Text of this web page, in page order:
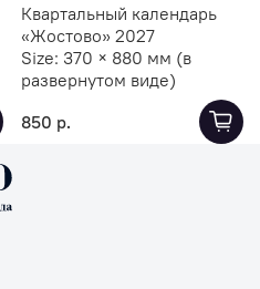
Квартальный календарь
«Жостово» 2027
Size: 370 × 880 мм (в
развернутом виде)
850 р.